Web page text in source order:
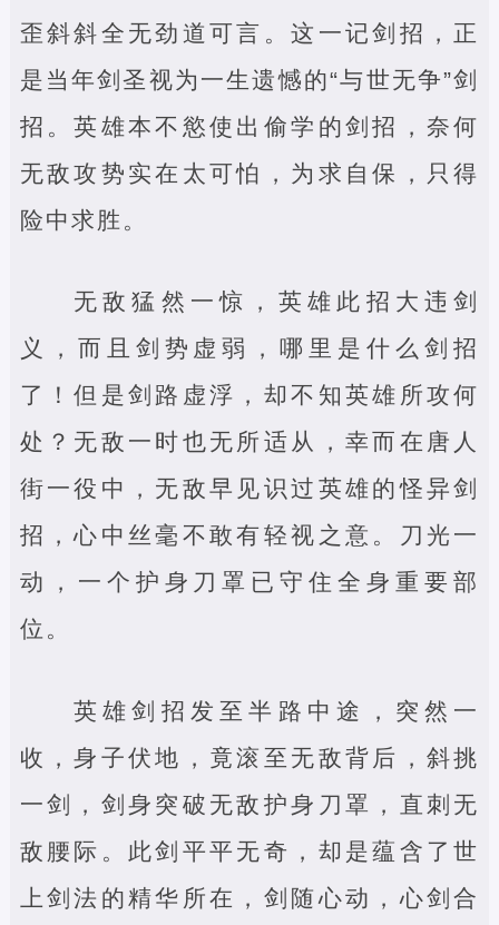
歪斜斜全无劲道可言。这一记剑招，正
是当年剑圣视为一生遗憾的“与世无争”剑
招。英雄本不慾使出偷学的剑招，奈何
无敌攻势实在太可怕，为求自保，只得
险中求胜。
无敌猛然一惊，英雄此招大违剑
义，而且剑势虚弱，哪里是什么剑招
了！但是剑路虚浮，却不知英雄所攻何
处？无敌一时也无所适从，幸而在唐人
街一役中，无敌早见识过英雄的怪异剑
招，心中丝毫不敢有轻视之意。刀光一
动，一个护身刀罩已守住全身重要部
位。
英雄剑招发至半路中途，突然一
收，身子伏地，竟滚至无敌背后，斜挑
一剑，剑身突破无敌护身刀罩，直刺无
敌腰际。此剑平平无奇，却是蕴含了世
上剑法的精华所在，剑随心动，心剑合